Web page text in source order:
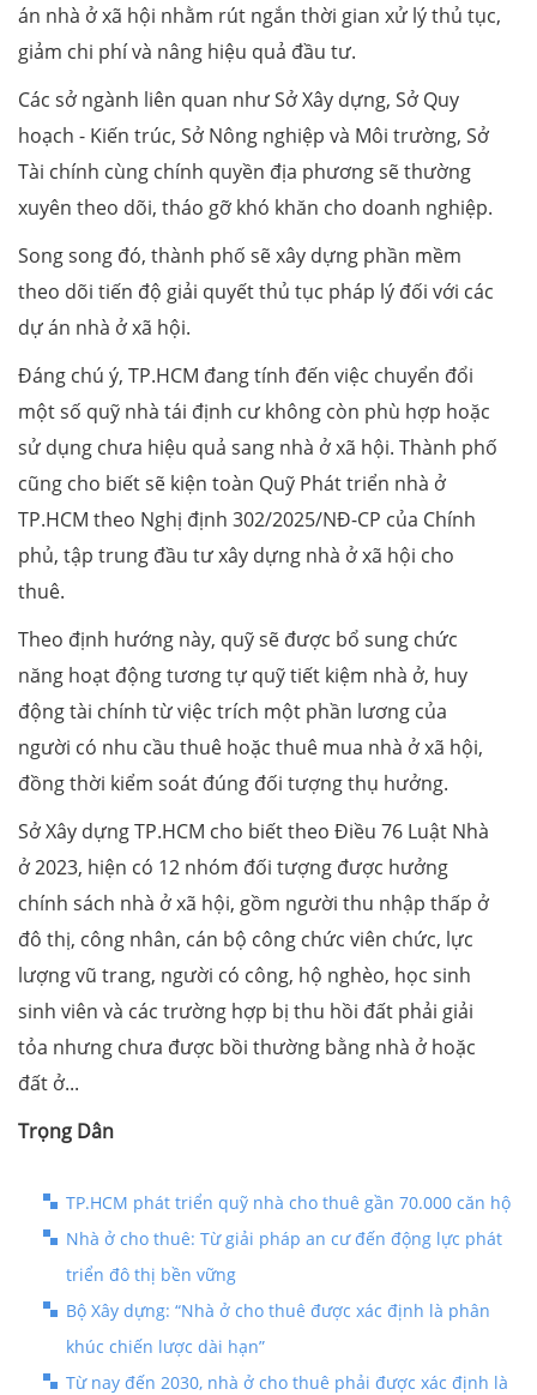
án nhà ở xã hội nhằm rút ngắn thời gian xử lý thủ tục,
giảm chi phí và nâng hiệu quả đầu tư.
Các sở ngành liên quan như Sở Xây dựng, Sở Quy
hoạch - Kiến trúc, Sở Nông nghiệp và Môi trường, Sở
Tài chính cùng chính quyền địa phương sẽ thường
xuyên theo dõi, tháo gỡ khó khăn cho doanh nghiệp.
Song song đó, thành phố sẽ xây dựng phần mềm
theo dõi tiến độ giải quyết thủ tục pháp lý đối với các
dự án nhà ở xã hội.
Đáng chú ý, TP.HCM đang tính đến việc chuyển đổi
một số quỹ nhà tái định cư không còn phù hợp hoặc
sử dụng chưa hiệu quả sang nhà ở xã hội. Thành phố
cũng cho biết sẽ kiện toàn Quỹ Phát triển nhà ở
TP.HCM theo Nghị định 302/2025/NĐ-CP của Chính
phủ, tập trung đầu tư xây dựng nhà ở xã hội cho
thuê.
Theo định hướng này, quỹ sẽ được bổ sung chức
năng hoạt động tương tự quỹ tiết kiệm nhà ở, huy
động tài chính từ việc trích một phần lương của
người có nhu cầu thuê hoặc thuê mua nhà ở xã hội,
đồng thời kiểm soát đúng đối tượng thụ hưởng.
Sở Xây dựng TP.HCM cho biết theo Điều 76 Luật Nhà
ở 2023, hiện có 12 nhóm đối tượng được hưởng
chính sách nhà ở xã hội, gồm người thu nhập thấp ở
đô thị, công nhân, cán bộ công chức viên chức, lực
lượng vũ trang, người có công, hộ nghèo, học sinh
sinh viên và các trường hợp bị thu hồi đất phải giải
tỏa nhưng chưa được bồi thường bằng nhà ở hoặc
đất ở...
Trọng Dân
TP.HCM phát triển quỹ nhà cho thuê gần 70.000 căn hộ
Nhà ở cho thuê: Từ giải pháp an cư đến động lực phát
triển đô thị bền vững
Bộ Xây dựng: “Nhà ở cho thuê được xác định là phân
khúc chiến lược dài hạn”
Từ nay đến 2030, nhà ở cho thuê phải được xác định là